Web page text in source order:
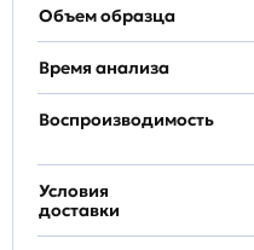
Объем образца
Время анализа
Воспроизводимость
Условия
доставки